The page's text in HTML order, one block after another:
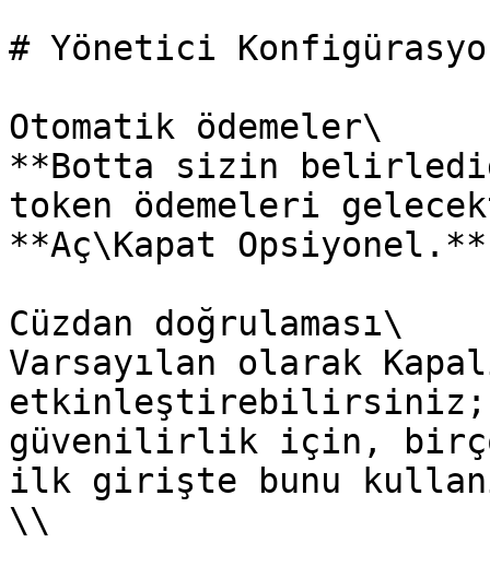
# Yönetici
Otomatik ödemeler\
**Botta sizin
token ödemeleri
**Aç\Kapat Opsiyonel.**
Cüzdan doğrulaması\
Varsayılan olarak
etkinleştirebilirsiniz;
güvenilirlik için,
ilk girişte bunu
\\